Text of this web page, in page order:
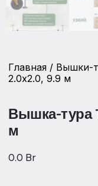
Главная / Вышки-
2.0х2.0, 9.9 м
Вышка-тура
м
0.0 Br